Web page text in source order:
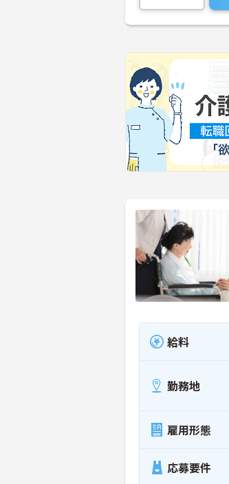
給料
勤務地
雇用形態
応募要件